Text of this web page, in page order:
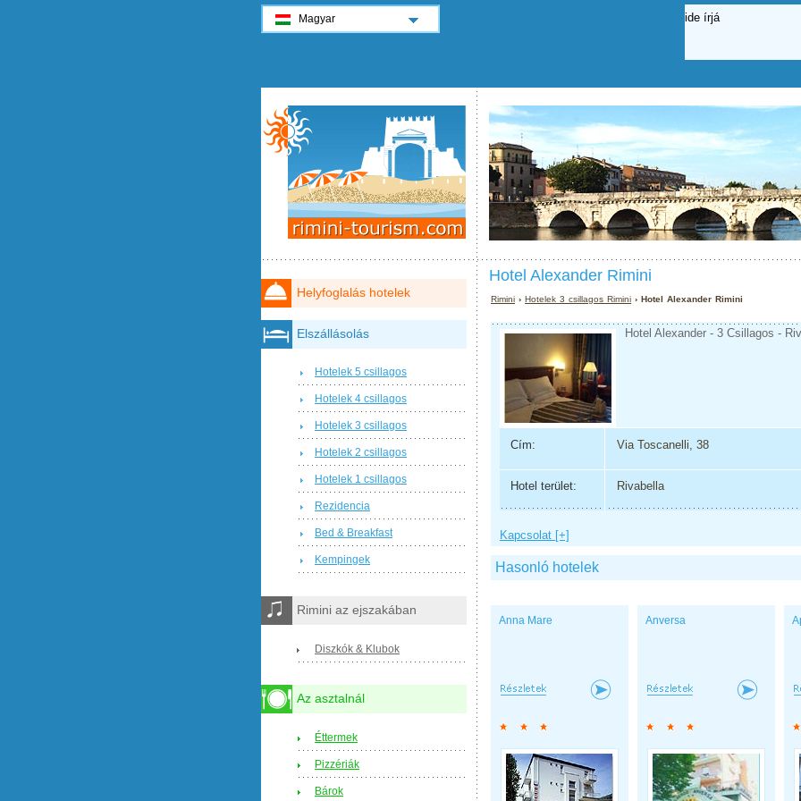
Hotel Alexander Rimini
Rimini ›Hotelek 3 csillagos Rimini › Hotel Alexander Rimini
Hotel Alexander - 3 Csillagos -
Cím: Via Toscanelli, 38
Hotel terület: Rivabella
Kapcsolat [+]
Hasonló hotelek
Anna Mare Anversa
Helyfoglalás hotelek
Elszállásolás
Hotelek 5 csillagos
Hotelek 4 csillagos
Hotelek 3 csillagos
Hotelek 2 csillagos
Hotelek 1 csillagos
Rezidencia
Bed & Breakfast
Kempingek
Rimini az ejszakában
Diszkók & Klubok
Az asztalnál
Éttermek
Pizzériák
Bárok
Magyar